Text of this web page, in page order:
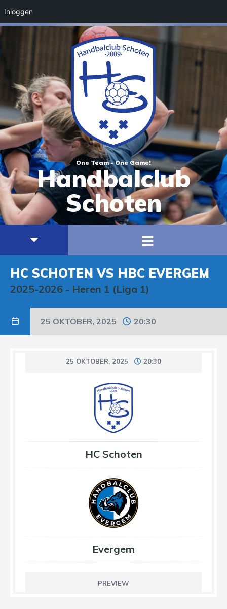
One Team - One Game!
Handbalclub
Schoten
HC SCHOTEN VS HBC EVERGEM
2025-2026 - Heren 1 (Liga 1)
25 OKTOBER, 2025 20:30
25 OKTOBER, 2025 20:30
HC Schoten
Evergem
PREVIEW
Inloggen